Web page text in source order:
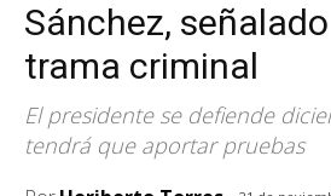
Sánchez,
trama criminal
El presidente se defiende
tendrá que aportar pruebas